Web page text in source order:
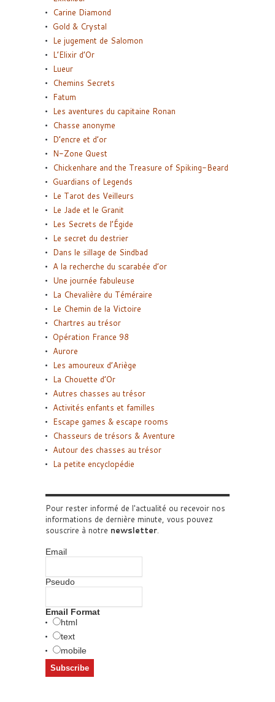
Carine Diamond
Gold & Crystal
Le jugement de Salomon
L’Elixir d’Or
Lueur
Chemins Secrets
Fatum
Les aventures du capitaine Ronan
Chasse anonyme
D’encre et d’or
N-Zone Quest
Chickenhare and the Treasure of Spiking-Beard
Guardians of Legends
Le Tarot des Veilleurs
Le Jade et le Granit
Les Secrets de l’Égide
Le secret du destrier
Dans le sillage de Sindbad
A la recherche du scarabée d’or
Une journée fabuleuse
La Chevalière du Téméraire
Le Chemin de la Victoire
Chartres au trésor
Opération France 98
Aurore
Les amoureux d’Ariège
La Chouette d’Or
Autres chasses au trésor
Activités enfants et familles
Escape games & escape rooms
Chasseurs de trésors & Aventure
Autour des chasses au trésor
La petite encyclopédie
Pour rester informé de l'actualité ou recevoir nos
informations de dernière minute, vous pouvez
souscrire à notre newsletter.
Email
Pseudo
Email Format
html
text
mobile